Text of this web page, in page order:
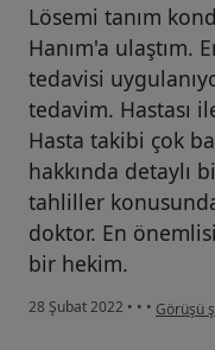
Lösemi tanım
Hanım'a ulaştım.
tedavisi
tedavim. Hastası
Hasta takibi çok
hakkında detaylı
tahliller
doktor. En
bir hekim.
28 Şubat 2022 • • • Görüşü